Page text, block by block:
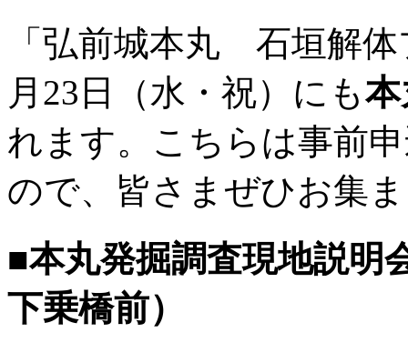
「弘前城本丸 石垣解
月23日（水・祝）にも
れます。こちらは事前
ので、皆さまぜひお集
■本丸発掘調査現地説明
下乗橋前）